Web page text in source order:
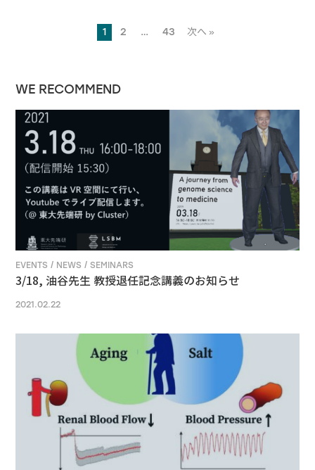
1 2 … 43 次へ »
WE RECOMMEND
EVENTS / NEWS / SEMINARS
3/18, 油谷先生 教授退任記念講義のお知らせ
2021.02.22